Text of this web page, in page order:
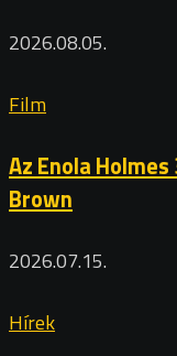
2026.08.05.
Film
Az Enola
Brown
2026.07.15.
Hírek